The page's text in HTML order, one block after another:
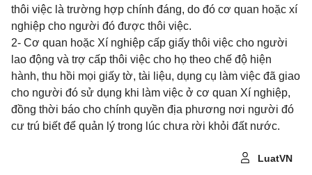
thôi việc là trường hợp chính đáng, do đó cơ quan hoặc xí
nghiệp cho người đó được thôi việc.
2- Cơ quan hoặc Xí nghiệp cấp giấy thôi việc cho người
lao động và trợ cấp thôi việc cho họ theo chế độ hiện
hành, thu hồi mọi giấy tờ, tài liệu, dụng cụ làm việc đã giao
cho người đó sử dụng khi làm việc ở cơ quan Xí nghiệp,
đồng thời báo cho chính quyền địa phương nơi người đó
cư trú biết để quản lý trong lúc chưa rời khỏi đất nước.
LuatVN